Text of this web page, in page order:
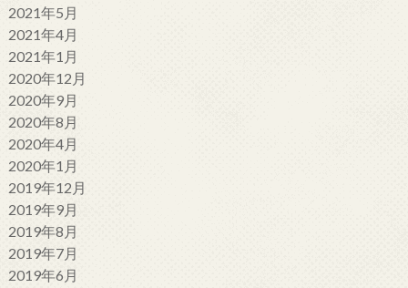
2021年5月
2021年4月
2021年1月
2020年12月
2020年9月
2020年8月
2020年4月
2020年1月
2019年12月
2019年9月
2019年8月
2019年7月
2019年6月